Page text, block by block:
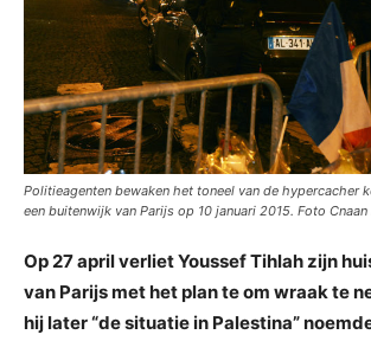
Politieagenten bewaken het toneel van de hypercacher
een buitenwijk van Parijs op 10 januari 2015. Foto
Op 27 april verliet Youssef Tihlah zijn
van Parijs met het plan te om wraak te
hij later “de situatie in Palestina”